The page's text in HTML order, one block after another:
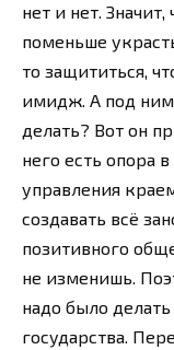
нет и нет.
поменьше
то защититься,
имидж. А под
делать? Вот он
него есть опора
управления
создавать всё
позитивного
не изменишь.
надо было
государства.